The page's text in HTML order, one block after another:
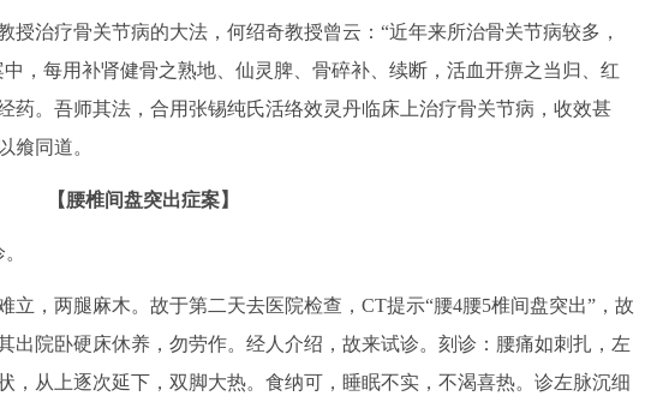
治疗骨关节病的大法，何绍奇教授曾云：“近年来所治骨关节病较多，
，每用补肾健骨之熟地、仙灵脾、骨碎补、续断，活血开痹之当归、红
药。吾师其法，合用张锡纯氏活络效灵丹临床上治疗骨关节病，收效甚
飨同道。
【腰椎间盘突出症案】
，两腿麻木。故于第二天去医院检查，CT提示“腰4腰5椎间盘突出”，故
出院卧硬床休养，勿劳作。经人介绍，故来试诊。刻诊：腰痛如刺扎，左
，从上逐次延下，双脚大热。食纳可，睡眠不实，不渴喜热。诊左脉沉细